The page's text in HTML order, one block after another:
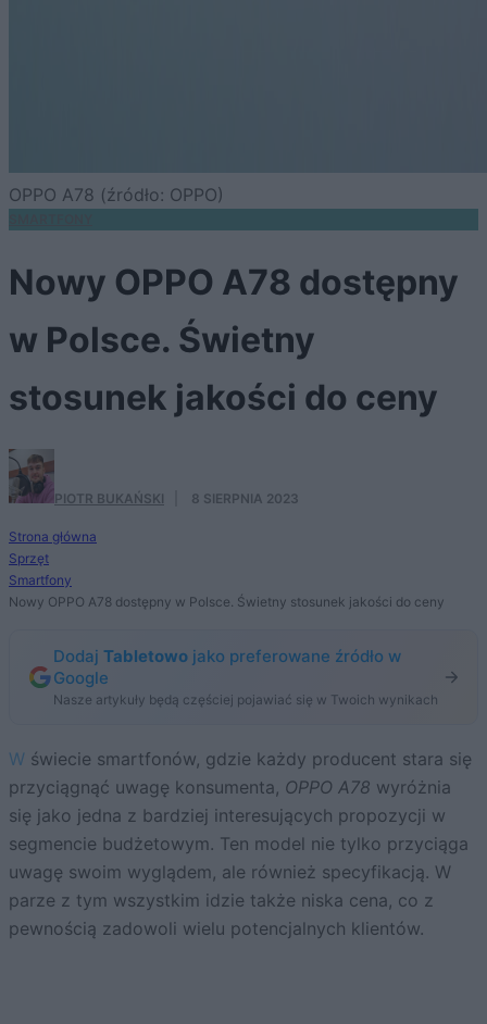
OPPO A78 (źródło: OPPO)
Nowy OPPO A78 dostępny
w Polsce. Świetny
stosunek jakości do ceny
PIOTR BUKAŃSKI 8 SIERPNIA 2023
Strona główna
Sprzęt
Smartfony
Nowy OPPO A78 dostępny w Polsce. Świetny stosunek jakości do ceny
Dodaj Tabletowo jako preferowane źródło w
Google
Nasze artykuły będą częściej pojawiać się w Twoich wynikach
W świecie smartfonów, gdzie każdy producent stara się
przyciągnąć uwagę konsumenta, OPPO A78 wyróżnia
się jako jedna z bardziej interesujących propozycji w
segmencie budżetowym. Ten model nie tylko przyciąga
uwagę swoim wyglądem, ale również specyfikacją. W
parze z tym wszystkim idzie także niska cena, co z
pewnością zadowoli wielu potencjalnych klientów.